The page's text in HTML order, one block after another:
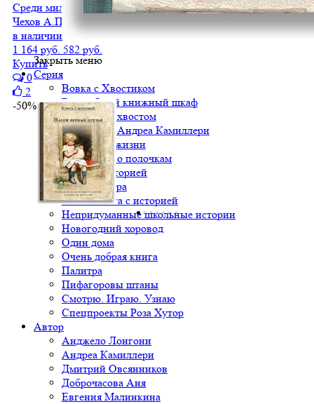
Закрыть меню
Серия
Вовка с Хвостиком
Волшебный книжный шкаф
Детектив с хвостом
Детективы Андреа Камиллери
Искусство жизни
Классики по полочкам
Книга с историей
Крылья ветра
Малая книга с историей
Непридуманные школьные истории
Новогодний хоровод
Один дома
Очень добрая книга
Палитра
Пифагоровы штаны
Смотрю. Играю. Узнаю
Спецпроекты Роза Хутор
Автор
Анджело Лонгони
Андреа Камиллери
Дмитрий Овсянников
Доброчасова Аня
Евгения Малинкина
Среди милых москвичей
Чехов А.П.
в наличии
1 164 руб. 582 руб.
Купить
0
2
-50%